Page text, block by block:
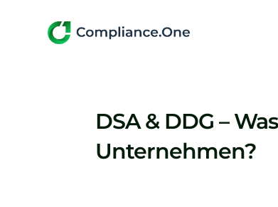
DSA & DDG –
Unternehmen?